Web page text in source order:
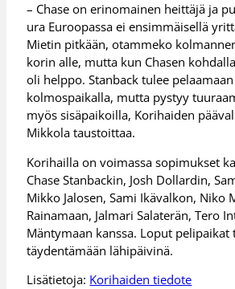
– Chase on erinomainen heittäjä ja
ura Euroopassa ei ensimmäisellä
Mietin pitkään, otammeko
korin alle, mutta kun Chasen
oli helppo. Stanback tulee
kolmospaikalla, mutta pystyy
myös sisäpaikoilla, Korihaiden
Mikkola taustoittaa.
Korihailla on voimassa sopimukset
Chase Stanbackin, Josh Dollardin,
Mikko Jalosen, Sami Ikävalkon, Niko
Rainamaan, Jalmari Salaterän, Tero
Mäntymaan kanssa. Loput pelipaikat
täydentämään lähipäivinä.
Lisätietoja: Korihaiden tiedote